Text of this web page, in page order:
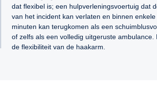
dat flexibel is; een hulpverleningsvoertuig dat
van het incident kan verlaten en binnen enkele
minuten kan terugkomen als een
of zelfs als een volledig uitgeruste ambulance.
de flexibiliteit van de haakarm.